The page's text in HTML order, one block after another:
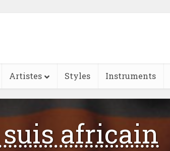
Artistes Styles Instruments
suis africain